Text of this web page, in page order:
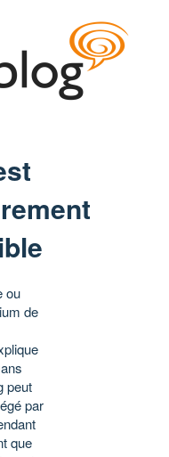
ou
de
peut
par
que